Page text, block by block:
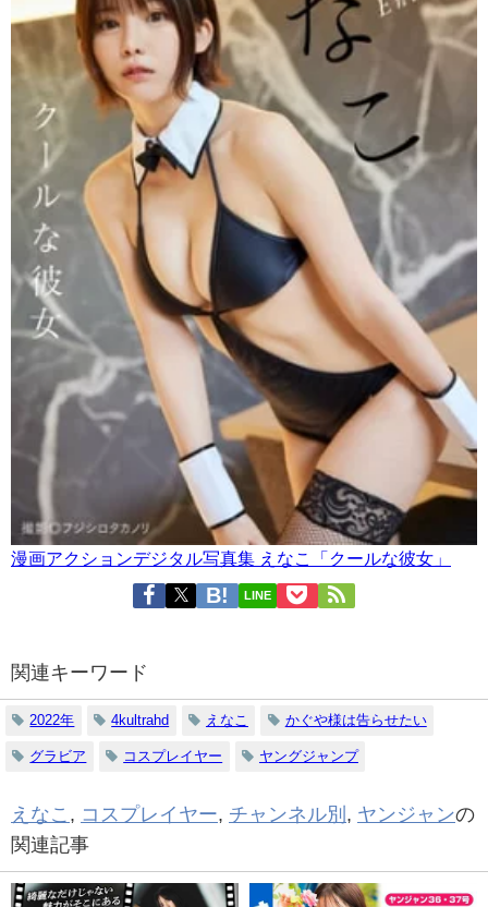
漫画アクションデジタル写真集 えなこ「クールな彼女」
LINE
関連キーワード
2022年 4kultrahd えなこ かぐや様は告らせたい
グラビア コスプレイヤー ヤングジャンプ
えなこ , コスプレイヤー, チャンネル別 , ヤンジャンの
関連記事